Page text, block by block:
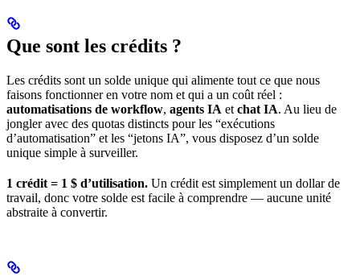
Que sont les crédits ?
Les crédits sont un solde unique qui alimente tout ce que nous
faisons fonctionner en votre nom et qui a un coût réel :
automatisations de workflow, agents IA et chat IA. Au lieu de
jongler avec des quotas distincts pour les “exécutions
d’automatisation” et les “jetons IA”, vous disposez d’un solde
unique simple à surveiller.
1 crédit = 1 $ d’utilisation. Un crédit est simplement un dollar de
travail, donc votre solde est facile à comprendre — aucune unité
abstraite à convertir.